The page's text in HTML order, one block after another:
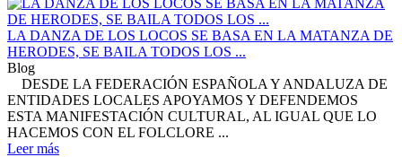
LA DANZA DE LOS LOCOS SE BASA EN LA MATANZA DE
HERODES, SE BAILA TODOS LOS ...
Blog
DESDE LA FEDERACIÓN ESPAÑOLA Y ANDALUZA DE
ENTIDADES LOCALES APOYAMOS Y DEFENDEMOS
ESTA MANIFESTACIÓN CULTURAL, AL IGUAL QUE LO
HACEMOS CON EL FOLCLORE ...
Leer más